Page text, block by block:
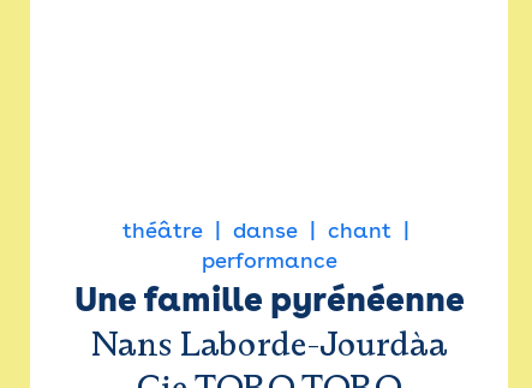
théâtre danse
chant
performance
Une famille pyrénéenne
Nans Laborde-Jourdàa